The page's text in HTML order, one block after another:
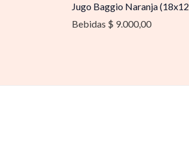
Jugo Baggio Naranja
Bebidas $ 9.000,00